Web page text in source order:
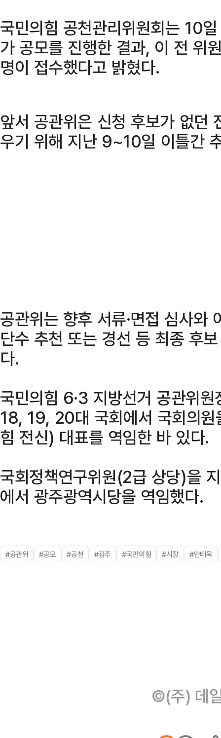
국민의힘 공천관리위원회는 10
가 공모를 진행한 결과, 이 전 위
명이 접수했다고 밝혔다.
앞서 공관위은 신청 후보가 없던
우기 위해 지난 9~10일 이틀간
공관위는 향후 서류·면접 심사와
단수 추천 또는 경선 등 최종 후
다.
국민의힘 6·3 지방선거 공관위
18, 19, 20대 국회에서 국회의원
힘 전신) 대표를 역임한 바 있다.
국회정책연구위원(2급 상당)을
에서 광주광역시당을 역임했다.
#공관위 #공모 #공천 #광주 #국민의힘 #시장 #안태욱
©(주) 데